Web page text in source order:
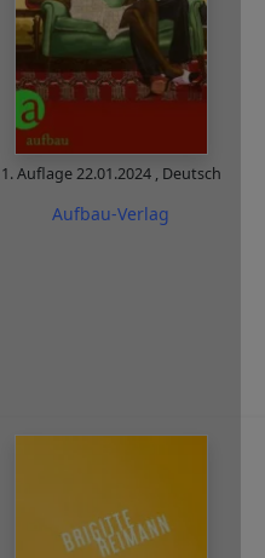
1. Auflage22.01.2024 , Deutsch
Aufbau-Verlag